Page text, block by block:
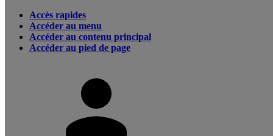
Accès rapides
Accéder au menu
Accéder au contenu principal
Accéder au pied de page